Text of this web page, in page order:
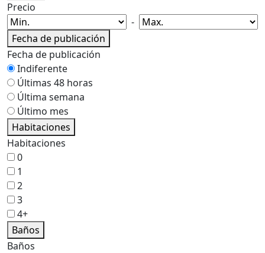
Precio
-
Fecha de publicación
Fecha de publicación
Indiferente
Últimas 48 horas
Última semana
Último mes
Habitaciones
Habitaciones
0
1
2
3
4+
Baños
Baños